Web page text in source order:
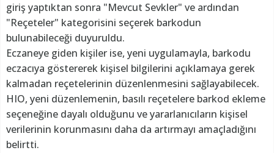
giriş yaptıktan sonra "Mevcut Sevkler" ve ardından
"Reçeteler" kategorisini seçerek barkodun
bulunabileceği duyuruldu.
Eczaneye giden kişiler ise, yeni uygulamayla, barkodu
eczacıya göstererek kişisel bilgilerini açıklamaya gerek
kalmadan reçetelerinin düzenlenmesini sağlayabilecek.
HIO, yeni düzenlemenin, basılı reçetelere barkod ekleme
seçeneğine dayalı olduğunu ve yararlanıcıların kişisel
verilerinin korunmasını daha da artırmayı amaçladığını
belirtti.